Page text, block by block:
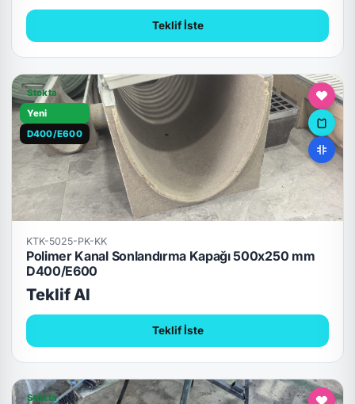
Teklif İste
Stokta
Yeni
D400/E600
KTK-5025-PK-KK
Polimer Kanal Sonlandırma Kapağı 500x250 mm
D400/E600
Teklif Al
Teklif İste
Stokta